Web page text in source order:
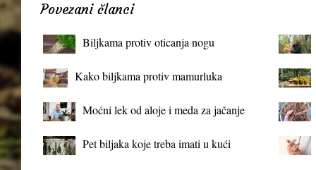
Povezani članci
Biljkama protiv oticanja nogu
Kako biljkama protiv mamurluka
Moćni lek od aloje i meda za jačanje
Pet biljaka koje treba imati u kući